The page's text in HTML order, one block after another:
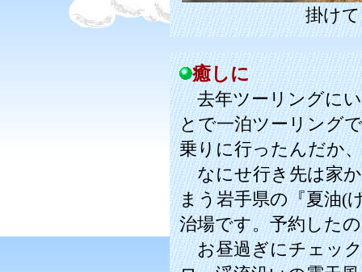
掛け
癒しに
去年ツーリングにい
とで一泊ツーリング
乗りに行ったんだか
なにせ行き先は家か
まう岩手県の『夏油(
治場です。予約した
お昼過ぎにチェック